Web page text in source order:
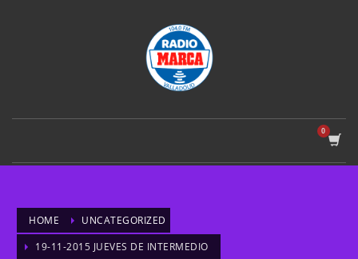
HOME
UNCATEGORIZED
19-11-2015 JUEVES DE INTERMEDIO